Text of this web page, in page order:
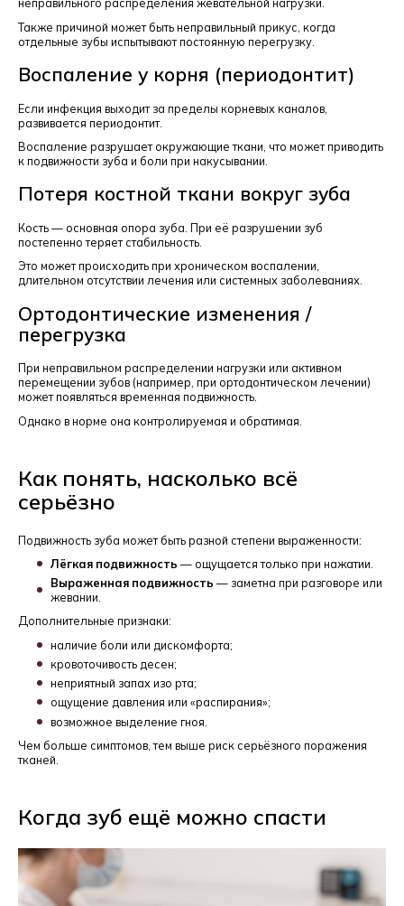
неправильного распределения жевательной нагрузки.
Также причиной может быть неправильный прикус, когда
отдельные зубы испытывают постоянную перегрузку.
Воспаление у корня (периодонтит)
Если инфекция выходит за пределы корневых каналов,
развивается периодонтит.
Воспаление разрушает окружающие ткани, что может приводить
к подвижности зуба и боли при накусывании.
Потеря костной ткани вокруг зуба
Кость — основная опора зуба. При её разрушении зуб
постепенно теряет стабильность.
Это может происходить при хроническом воспалении,
длительном отсутствии лечения или системных заболеваниях.
Ортодонтические изменения /
перегрузка
При неправильном распределении нагрузки или активном
перемещении зубов (например, при ортодонтическом лечении)
может появляться временная подвижность.
Однако в норме она контролируемая и обратимая.
Как понять, насколько всё
серьёзно
Подвижность зуба может быть разной степени выраженности:
Лёгкая подвижность — ощущается только при нажатии.
Выраженная подвижность — заметна при разговоре или
жевании.
Дополнительные признаки:
наличие боли или дискомфорта;
кровоточивость десен;
неприятный запах изо рта;
ощущение давления или «распирания»;
возможное выделение гноя.
Чем больше симптомов, тем выше риск серьёзного поражения
тканей.
Когда зуб ещё можно спасти